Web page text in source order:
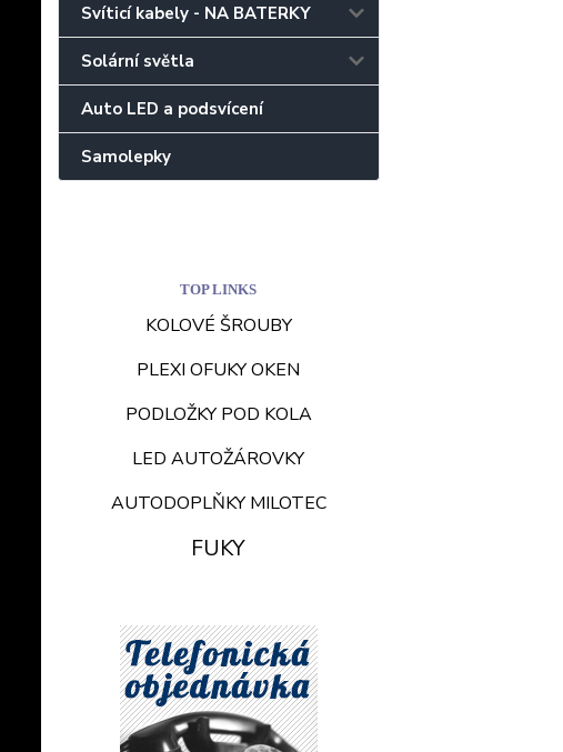
Svíticí kabely - NA BATERKY
Solární světla
Auto LED a podsvícení
Samolepky
TOP LINKS
KOLOVÉ ŠROUBY
PLEXI OFUKY OKEN
PODLOŽKY POD KOLA
LED AUTOŽÁROVKY
AUTODOPLŇKY MILOTEC
FUKY